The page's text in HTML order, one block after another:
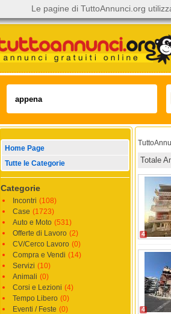
Home Page
Tutte le Categorie
Categorie
Incontri (108)
Case (1723)
Auto e Moto (531)
Offerte di Lavoro (2)
CV/Cerco Lavoro (0)
Compra e Vendi (14)
Servizi (10)
Animali (0)
Corsi e Lezioni (4)
Tempo Libero (0)
Eventi / Feste (0)
Totale
4
4
Le pagine di TuttoAnnunci.org